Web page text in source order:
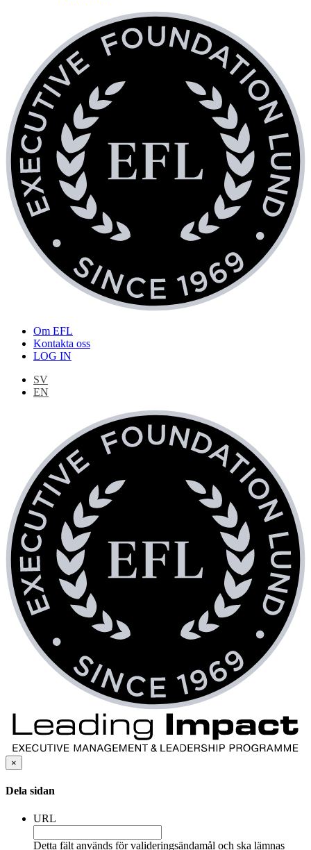
Om EFL
Kontakta oss
LOG IN
SV
EN
×
Dela sidan
URL
Detta fält används för valideringsändamål och ska lämnas